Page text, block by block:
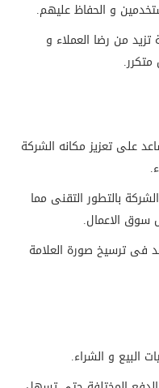
و الحفاظ عليهم.
تزيد من رضا العملاء و
على تعزيز مكانه الشركة
بالتطور التقنى مما
سوق الاعمال.
فى ترسيخ صورة العلامة
البيع و الشراء.